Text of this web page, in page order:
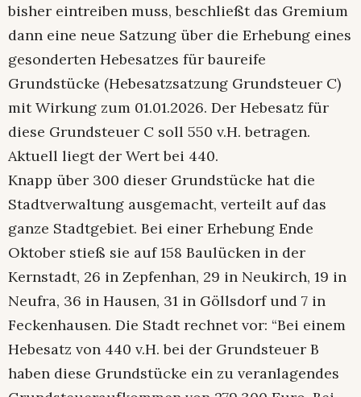
bisher eintreiben muss, beschließt das Gremium
dann eine neue Satzung über die Erhebung eines
gesonderten Hebesatzes für baureife
Grundstücke (Hebesatzsatzung Grundsteuer C)
mit Wirkung zum 01.01.2026. Der Hebesatz für
diese Grundsteuer C soll 550 v.H. betragen.
Aktuell liegt der Wert bei 440.
Knapp über 300 dieser Grundstücke hat die
Stadtverwaltung ausgemacht, verteilt auf das
ganze Stadtgebiet. Bei einer Erhebung Ende
Oktober stieß sie auf 158 Baulücken in der
Kernstadt, 26 in Zepfenhan, 29 in Neukirch, 19 in
Neufra, 36 in Hausen, 31 in Göllsdorf und 7 in
Feckenhausen. Die Stadt rechnet vor: “Bei einem
Hebesatz von 440 v.H. bei der Grundsteuer B
haben diese Grundstücke ein zu veranlagendes